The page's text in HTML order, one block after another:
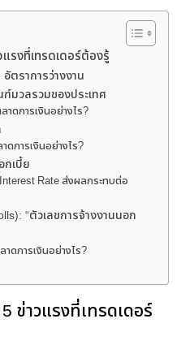
รงที่เทรดเดอร์ต้องรู้
ตราการว่างงาน
มวลรวมของประเทศ
ดการเงินอย่างไร?
การเงินอย่างไร?
กเบี้ย
Rate ส่งผลกระทบต่อ
“ตัวเลขการจ้างงานนอก
ดการเงินอย่างไร?
ข่าวแรงที่เทรดเดอร์